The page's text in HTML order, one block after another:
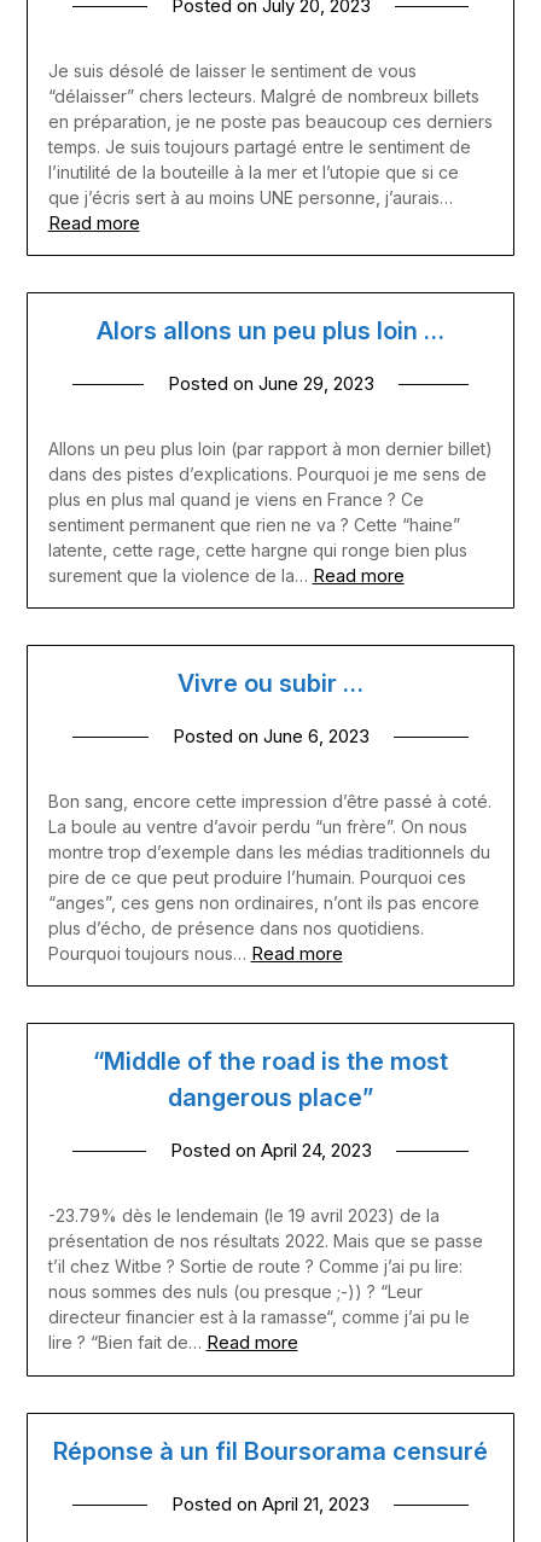
Posted on July 20, 2023
Je suis désolé de laisser le sentiment de vous
“délaisser” chers lecteurs. Malgré de nombreux billets
en préparation, je ne poste pas beaucoup ces derniers
temps. Je suis toujours partagé entre le sentiment de
l’inutilité de la bouteille à la mer et l’utopie que si ce
que j’écris sert à au moins UNE personne, j’aurais…
Read more
Alors allons un peu plus loin …
Posted on June 29, 2023
Allons un peu plus loin (par rapport à mon dernier billet)
dans des pistes d’explications. Pourquoi je me sens de
plus en plus mal quand je viens en France ? Ce
sentiment permanent que rien ne va ? Cette “haine”
latente, cette rage, cette hargne qui ronge bien plus
surement que la violence de la… Read more
Vivre ou subir …
Posted on June 6, 2023
Bon sang, encore cette impression d’être passé à coté.
La boule au ventre d’avoir perdu “un frère”. On nous
montre trop d’exemple dans les médias traditionnels du
pire de ce que peut produire l’humain. Pourquoi ces
“anges”, ces gens non ordinaires, n’ont ils pas encore
plus d’écho, de présence dans nos quotidiens.
Pourquoi toujours nous… Read more
“Middle of the road is the most
dangerous place”
Posted on April 24, 2023
-23.79% dès le lendemain (le 19 avril 2023) de la
présentation de nos résultats 2022. Mais que se passe
t’il chez Witbe ? Sortie de route ? Comme j’ai pu lire:
nous sommes des nuls (ou presque ;-)) ? “Leur
directeur financier est à la ramasse“, comme j’ai pu le
lire ? “Bien fait de… Read more
Réponse à un fil Boursorama censuré
Posted on April 21, 2023